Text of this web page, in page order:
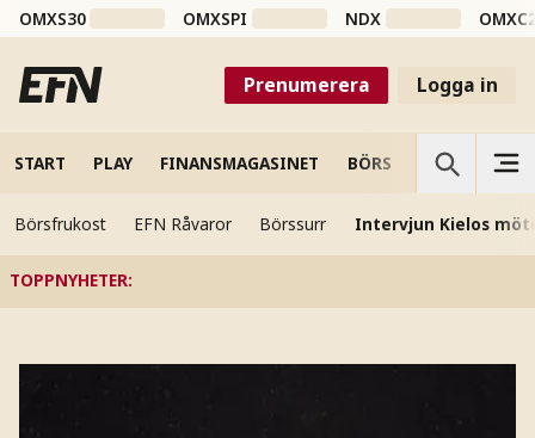
OMXS30 OMXSPI NDX
Prenumerera Logga in
START PLAY FINANSMAGASINET BÖRS VETENSKAP
Börsfrukost EFN Råvaror Börssurr Intervjun Kielos
TOPPNYHETER: